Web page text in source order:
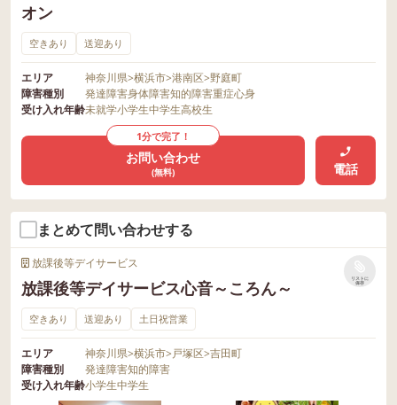
オン
空きあり 送迎あり
エリア 神奈川県>横浜市>港南区>野庭町
障害種別
発達障害身体障害知的障害重症心身
受け入れ年齢未就学小学生中学生高校生
1分で完了！
お問い合わせ
(無料) 電話
まとめて問い合わせする
放課後等デイサービス
放課後等デイサービス心音～ころん～
リストに
保存
空きあり 送迎あり 土日祝営業
エリア 神奈川県>横浜市>戸塚区>吉田町
障害種別
発達障害知的障害
受け入れ年齢小学生中学生